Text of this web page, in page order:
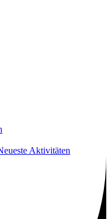
Aktivitäten